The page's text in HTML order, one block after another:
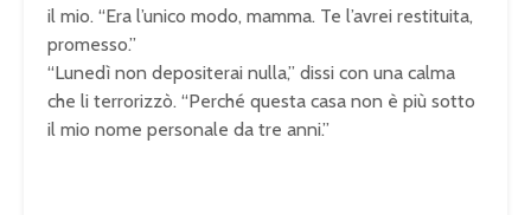
il mio. “Era l’unico modo, mamma. Te l’avrei restituita,
promesso.”
“Lunedì non depositerai nulla,” dissi con una calma
che li terrorizzò. “Perché questa casa non è più sotto
il mio nome personale da tre anni.”